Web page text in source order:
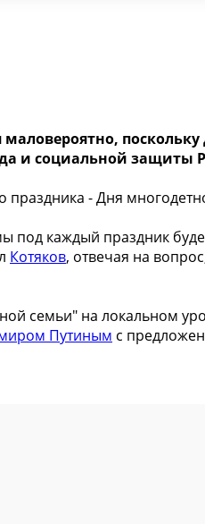
и социальной защиты
праздника - Дня
под каждый праздник
Котяков, отвечая на
семьи" на локальном
Путиным с